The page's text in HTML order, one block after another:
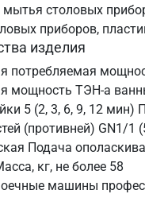
столовых
приборов,
изделия
потребляемая
мощность ТЭН-а
5 (2, 3, 6, 9, 12 мин)
(противней) GN1/
Подача
кг, не более 58
машины